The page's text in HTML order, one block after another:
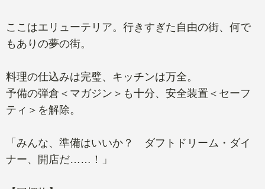
ここはエリューテリア。行きすぎた自由の街、何で
もありの夢の街。
料理の仕込みは完璧、キッチンは万全。
予備の弾倉＜マガジン＞も十分、安全装置＜セーフ
ティ＞を解除。
「みんな、準備はいいか？ ダフトドリーム・ダイ
ナー、開店だ……！」